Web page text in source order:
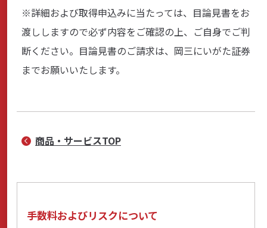
※詳細および取得申込みに当たっては、目論見書をお
渡ししますので必ず内容をご確認の上、ご自身でご判
断ください。目論見書のご請求は、岡三にいがた証券
までお願いいたします。
商品・サービスTOP
手数料およびリスクについて